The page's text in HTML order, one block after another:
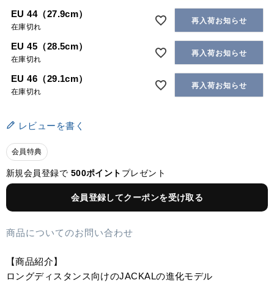
EU 44（27.9cm）
在庫切れ
再入荷お知らせ
EU 45（28.5cm）
在庫切れ
再入荷お知らせ
EU 46（29.1cm）
在庫切れ
再入荷お知らせ
レビューを書く
会員特典
新規会員登録で 500ポイント プレゼント
会員登録してクーポンを受け取る
商品についてのお問い合わせ
【商品紹介】
ロングディスタンス向けのJACKALの進化モデル